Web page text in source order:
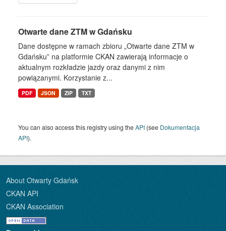
Otwarte dane ZTM w Gdańsku
Dane dostępne w ramach zbioru „Otwarte dane ZTM w
Gdańsku” na platformie CKAN zawierają informacje o
aktualnym rozkładzie jazdy oraz danymi z nim
powiązanymi. Korzystanie z...
PDF JSON ZIP TXT
You can also access this registry using theAPI (see Dokumentacja
API).
About Otwarty Gdańsk
CKAN API
CKAN Association